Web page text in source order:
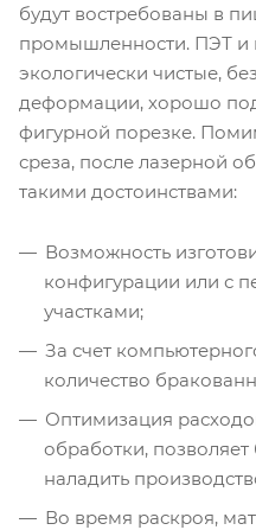
будут востребованы в
промышленности. ПЭТ и
экологически чистые,
деформации, хорошо
фигурной порезке.
среза, после лазерной
такими достоинствами:
Возможность
конфигурации или с
участками;
За счет
количество
Оптимизация
обработки,
наладить
Во время раскроя,